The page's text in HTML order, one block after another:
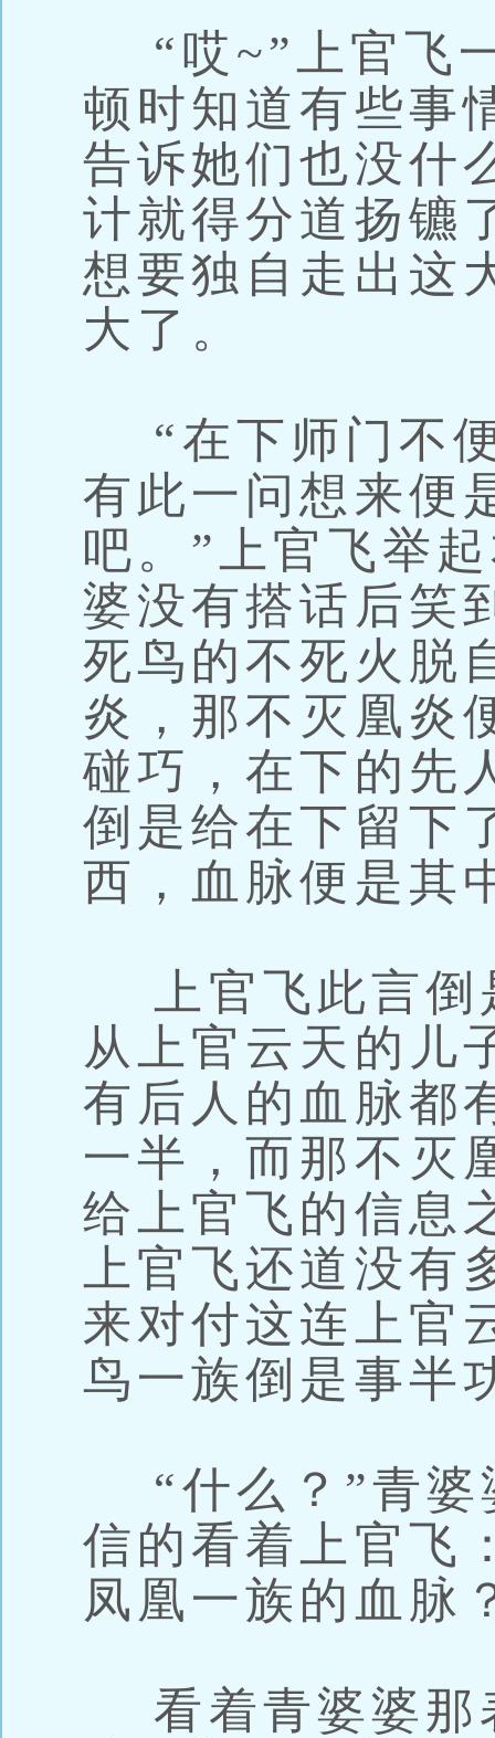
“哎~”上官飞
顿时知道有些事
告诉她们也没什
计就得分道扬镳
想要独自走出这
大了。
“在下师门不
有此一问想来便
吧。”上官飞举
婆没有搭话后笑
死鸟的不死火脱
炎，那不灭凰炎
碰巧，在下的先
倒是给在下留下
西，血脉便是其
上官飞此言倒
从上官云天的儿
有后人的血脉都
一半，而那不灭
给上官飞的信息
上官飞还道没
来对付这连上官
鸟一族倒是事半
“什么？”青婆
信的看着上官飞
凤凰一族的血脉
看着青婆婆那